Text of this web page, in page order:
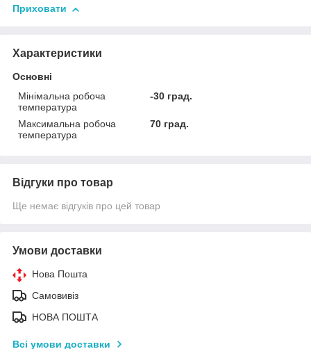
Приховати
Характеристики
Основні
Мінімальна робоча
температура
-30 град.
Максимальна робоча
температура
70 град.
Відгуки про товар
Ще немає відгуків про цей товар
Умови доставки
Нова Пошта
Самовивіз
НОВА ПОШТА
Всі умови доставки